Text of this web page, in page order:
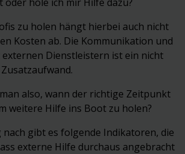
zu holen hängt hierbei auch nicht
Kosten ab. Die Kommunikation und
Dienstleistern ist ein nicht
also, wann der richtige Zeitpunkt
weitere Hilfe ins Boot zu holen?
gibt es folgende Indikatoren, die
externe Hilfe durchaus angebracht